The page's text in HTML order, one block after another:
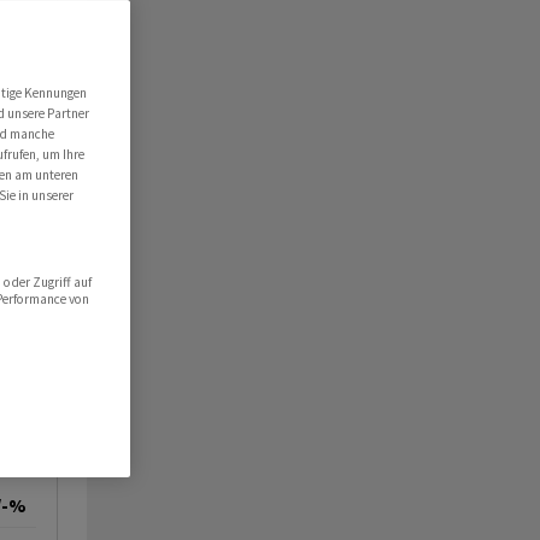
%
Kennungen
unsere Partner
manche
um Ihre
am unteren
in unserer
oder Zugriff auf
von